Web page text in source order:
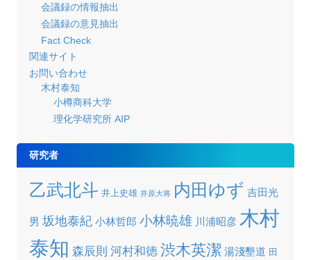
会議録の情報抽出
会議録の意見抽出
Fact Check
関連サイト
お問い合わせ
木村泰知
小樽商科大学
理化学研究所 AIP
研究者
乙武北斗 井上史雄 井原大将 内田ゆず 吉田光
男 坂地泰紀 小林哲郎 小林暁雄 川浦昭彦 木村
泰知 森辰則 河村和徳 渋木英潔 湯淺墾道 田